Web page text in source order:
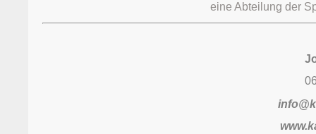
eine Abteilung der